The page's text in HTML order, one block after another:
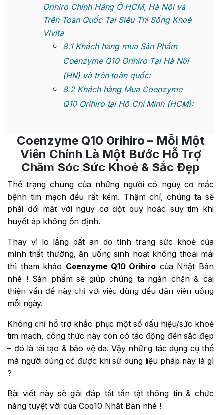
Orihiro Chính Hãng Ở HCM, Hà Nội và
Trên Toàn Quốc Tại Siêu Thị Sống Khoẻ
Vivita
8.1Khách hàng mua Sản Phẩm
Coenzyme Q10 Orihiro Tại Hà Nội
(HN) và trên toàn quốc:
8.2Khách hàng Mua Coenzyme
Q10 Orihiro tại Hồ Chí Minh (HCM):
Coenzyme Q10 Orihiro – Mỗi Một
Viên Chính Là Một Bước Hỗ Trợ
Chăm Sóc Sức Khoẻ & Sắc Đẹp
Thể trạng chung của những người có nguy cơ mắc
bệnh tim mạch đều rất kém. Thậm chí, chúng ta sẽ
phải đối mặt với nguy cơ đột quỵ hoặc suy tim khi
huyết áp không ổn định.
Thay vì lo lắng bất an do tình trạng sức khoẻ của
mình thất thường, ăn uống sinh hoạt không thoải mái
thì tham khảo Coenzyme Q10 Orihiro của Nhật Bản
nhé ! Sản phẩm sẽ giúp chúng ta ngăn chặn & cải
thiện vấn đề này chỉ với việc dùng đều đặn viên uống
mỗi ngày.
Không chỉ hỗ trợ khắc phục một số dấu hiệu/sức khoẻ
tim mạch, công thức này còn có tác động đến sắc đẹp
– đó là tái tạo & bảo vệ da. Vậy những tác dụng cụ thể
mà người dùng có được khi sử dụng liệu pháp này là gì
?
Bài viết này sẽ giải đáp tất tần tật thông tin & chức
năng tuyệt vời của Coq10 Nhật Bản nhé !